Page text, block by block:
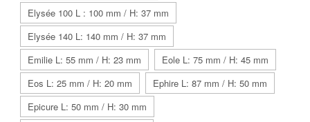
Elysée 100 L : 100 mm / H: 37 mm
Elysée 140 L: 140 mm / H: 37 mm
Emilie L: 55 mm / H: 23 mm
Eole L: 75 mm / H: 45 mm
Eos L: 25 mm / H: 20 mm
Ephire L: 87 mm / H: 50 mm
Epicure L: 50 mm / H: 30 mm